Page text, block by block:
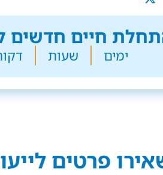
חיים חדשים
ימים שעות
פרטים